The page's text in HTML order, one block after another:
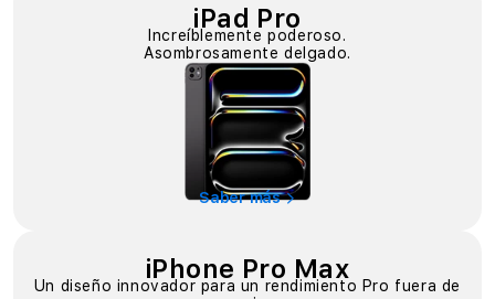
iPad Pro
Increíblemente poderoso.
Asombrosamente delgado.
Saber más
iPhone Pro Max
Un diseño innovador para un rendimiento Pro fuera de